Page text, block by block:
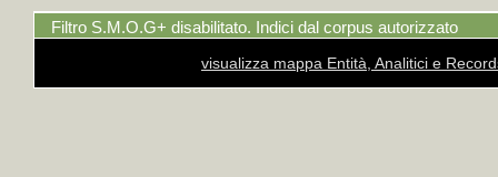
Filtro S.M.O.G+ disabilitato. Indici dal corpus autorizzato
visualizza mappa Entità, Analitici e